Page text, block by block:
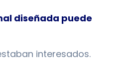
diseñada puede
interesados.